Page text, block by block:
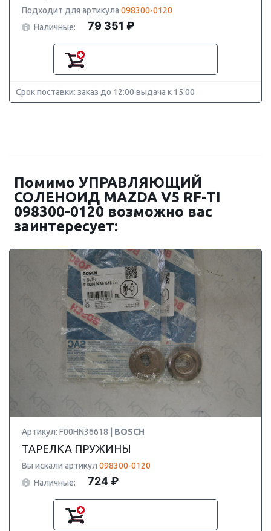
Подходит для артикула 098300-0120
Наличные:
79 351 ₽
Срок поставки: заказ до 12:00 выдача к 15:00
Помимо УПРАВЛЯЮЩИЙ
СОЛЕНОИД MAZDA V5 RF-TI
098300-0120 возможно вас
заинтересует:
Артикул: F00HN36618 | BOSCH
ТАРЕЛКА ПРУЖИНЫ
Вы искали артикул 098300-0120
Наличные:
724 ₽